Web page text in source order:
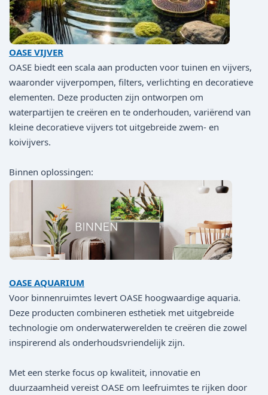
OASE VIJVER
OASE biedt een scala aan producten voor tuinen en vijvers,
waaronder vijverpompen, filters, verlichting en decoratieve
elementen. Deze producten zijn ontworpen om
waterpartijen te creëren en te onderhouden, variërend van
kleine decoratieve vijvers tot uitgebreide zwem- en
koivijvers.
Binnen oplossingen:
OASE AQUARIUM
Voor binnenruimtes levert OASE hoogwaardige aquaria.
Deze producten combineren esthetiek met uitgebreide
technologie om onderwaterwerelden te creëren die zowel
inspirerend als onderhoudsvriendelijk zijn.
Met een sterke focus op kwaliteit, innovatie en
duurzaamheid vereist OASE om leefruimtes te rijken door